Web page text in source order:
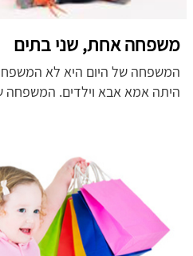
משפחה אחת, שני בתים
המשפחה של היום היא לא
היתה אמא אבא וילדים. המשפחה